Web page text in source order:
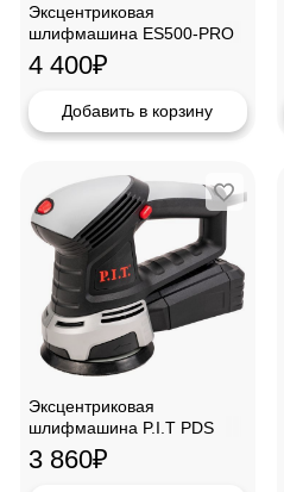
Эксцентриковая
шлифмашина ES500-PRO
4 400₽
Добавить в корзину
Эксцентриковая
шлифмашина P.I.T PDS
125-C
3 860₽